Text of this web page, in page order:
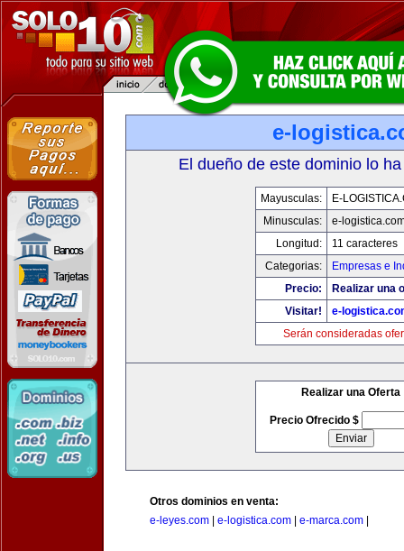
e-
El dueño de este dominio lo
Mayusculas:
E-
Minusculas:
e-
Longitud:
11 caracteres
Categorias:
Empresas e
Precio:
Realizar una
Visitar!
e-
Serán consideradas
Realizar una Oferta
Precio Ofrecido $
Otros dominios en venta:
e-leyes.com
e-logistica.com e-marca.com